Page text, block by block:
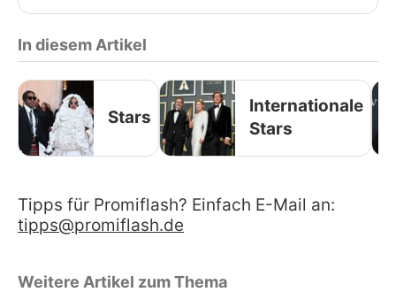
In diesem Artikel
Stars
Internationale
Stars
Tipps für Promiflash? Einfach E-Mail an:
tipps@promiflash.de
Weitere Artikel zum Thema